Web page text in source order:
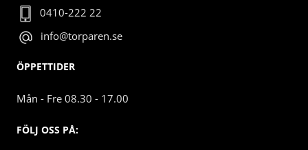
0410-222 22
info@torparen.se
ÖPPETTIDER
Mån - Fre 08.30 - 17.00
FÖLJ OSS PÅ: